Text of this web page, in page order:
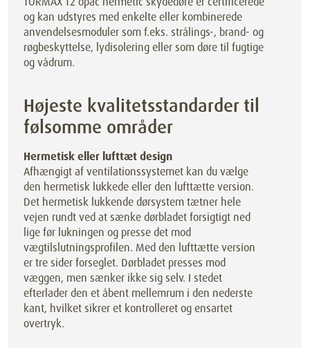
og kan udstyres med enkelte eller kombinerede
anvendelsesmoduler som f.eks. strålings-, brand- og
røgbeskyttelse, lydisolering eller som døre til fugtige
og vådrum.
Højeste kvalitetsstandarder til
følsomme områder
Hermetisk eller lufttæt design
Afhængigt af ventilationssystemet kan du vælge
den hermetisk lukkede eller den lufttætte version.
Det hermetisk lukkende dørsystem tætner hele
vejen rundt ved at sænke dørbladet forsigtigt ned
lige før lukningen og presse det mod
vægtilslutningsprofilen. Med den lufttætte version
er tre sider forseglet. Dørbladet presses mod
væggen, men sænker ikke sig selv. I stedet
efterlader den et åbent mellemrum i den nederste
kant, hvilket sikrer et kontrolleret og ensartet
overtryk.